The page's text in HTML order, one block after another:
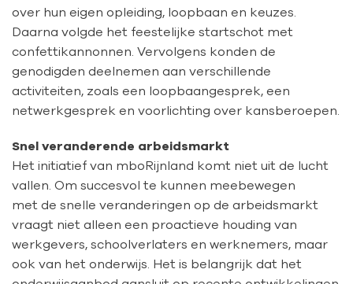
over hun eigen opleiding, loopbaan en keuzes.
Daarna volgde het feestelijke startschot met
confettikannonnen. Vervolgens konden de
genodigden deelnemen aan verschillende
activiteiten, zoals een loopbaangesprek, een
netwerkgesprek en voorlichting over kansberoepen.
Snel veranderende arbeidsmarkt
Het initiatief van mboRijnland komt niet uit de lucht
vallen. Om succesvol te kunnen meebewegen
met de snelle veranderingen op de arbeidsmarkt
vraagt niet alleen een proactieve houding van
werkgevers, schoolverlaters en werknemers, maar
ook van het onderwijs. Het is belangrijk dat het